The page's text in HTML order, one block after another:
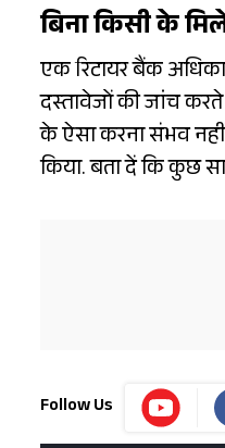
बिना किसी के
एक रिटायर बैंक
दस्तावेजों की जांच
के ऐसा करना संभव नहीं
किया. बता दें कि कुछ
Follow Us